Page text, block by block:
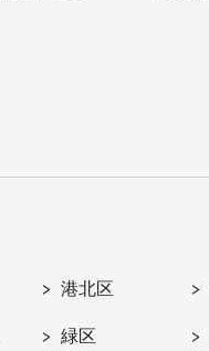
港北区
緑区